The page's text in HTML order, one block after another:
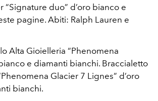
“Signature duo” d’oro bianco e
pagine. Abiti: Ralph Lauren e
Alta Gioielleria “Phenomena
e diamanti bianchi. Braccialetto
Glacier 7 Lignes” d’oro
bianchi.